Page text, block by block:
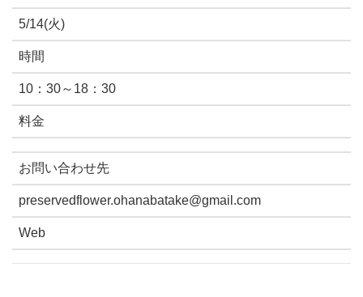
5/14(火)
時間
10：30～18：30
料金
お問い合わせ先
preservedflower.ohanabatake@gmail.com
Web